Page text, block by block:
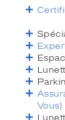
Vous)